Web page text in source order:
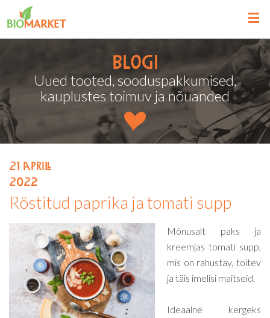
Blogi
Uued tooted, sooduspakkumised,
kauplustes toimuv ja nõuanded
21 aprill
2022
Röstitud paprika ja tomati supp
Mõnusalt paks ja
kreemjas tomati supp,
mis on rahustav, toitev
ja täis imelisi maitseid.
Ideaalne kergeks